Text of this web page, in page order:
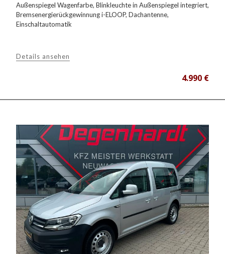
Außenspiegel Wagenfarbe, Blinkleuchte in Außenspiegel integriert,
Bremsenergierückgewinnung i-ELOOP, Dachantenne,
Einschaltautomatik
Details ansehen
4.990 €